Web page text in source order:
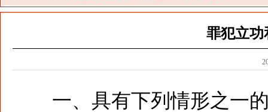
罪犯立功
一、具有下列情形之一的